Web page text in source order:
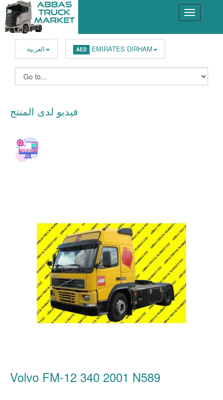
العربية AED EMIRATES DIRHAM
فيديو لدى المنتج
Volvo FM-12 340 2001 N589